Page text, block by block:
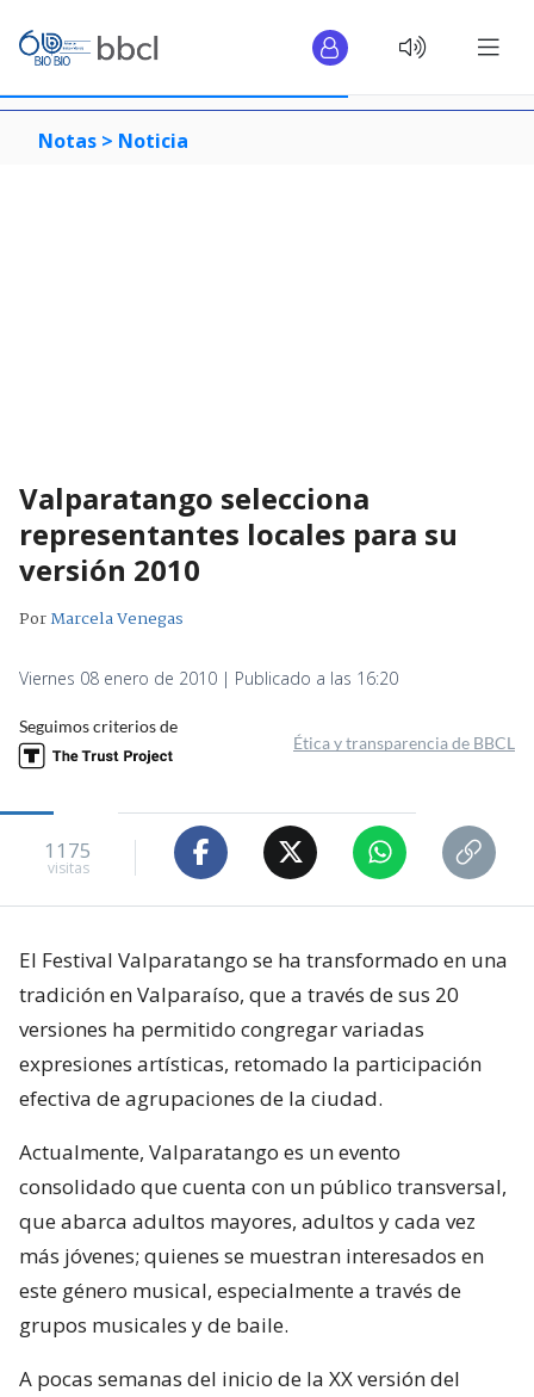
Notas > Noticia
Valparatango selecciona
representantes locales para su
versión 2010
PorMarcela Venegas
Viernes 08 enero de 2010 | Publicado a las 16:20
Seguimos criterios de
Ética y transparencia de BBCL
1175
visitas
El Festival Valparatango se ha transformado en una
tradición en Valparaíso, que a través de sus 20
versiones ha permitido congregar variadas
expresiones artísticas, retomado la participación
efectiva de agrupaciones de la ciudad.
Actualmente, Valparatango es un evento
consolidado que cuenta con un público transversal,
que abarca adultos mayores, adultos y cada vez
más jóvenes; quienes se muestran interesados en
este género musical, especialmente a través de
grupos musicales y de baile.
A pocas semanas del inicio de la XX versión del